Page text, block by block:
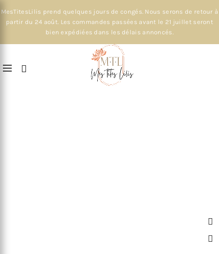
MesTitesLilis prend quelques jours de congés. Nous serons de retour à
partir du 24 août. Les commandes passées avant le 21 juillet seront
bien expédiées dans les délais annoncés.